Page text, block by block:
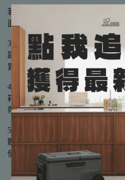
若有試用需求，歡迎至手牽手露
面試用。
3.木製、鐵製或塑膠其他製品都
跡，如有完美主義者，請於購買
買。
4.所有商品於出貨前皆會進行檢
箱，商品請第一時間在家測試沒
帶到營區使用即不接受退換貨。
5.與衛生有關之產品，例如睡袋
體皮膚之產品，一旦打開過即無
使用過)。